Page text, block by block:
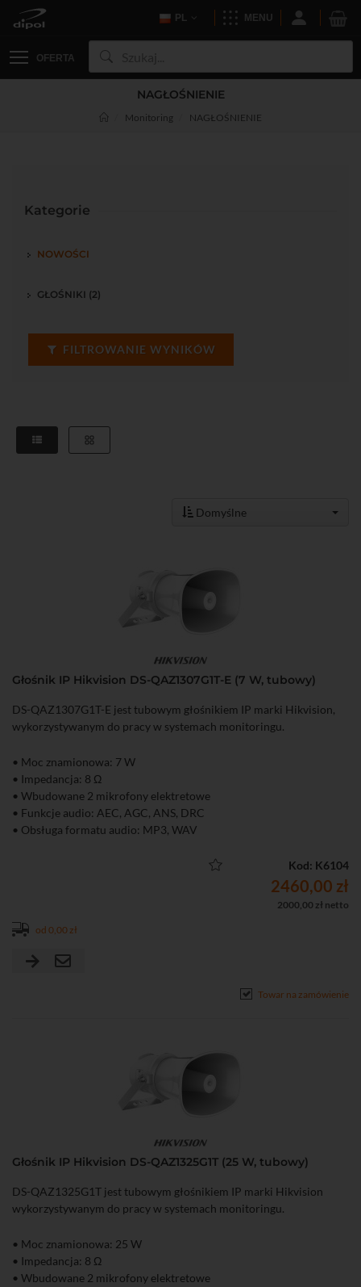
PL MENU
OFERTA
NAGŁOŚNIENIE
Monitoring NAGŁOŚNIENIE
Kategorie
NOWOŚCI
GŁOŚNIKI (2)
FILTROWANIE WYNIKÓW
Domyślne
Głośnik IP Hikvision DS-QAZ1307G1T-E (7 W, tubowy)
DS-QAZ1307G1T-E jest tubowym głośnikiem IP marki Hikvision,
wykorzystywanym do pracy w systemach monitoringu.
• Moc znamionowa: 7 W
• Impedancja: 8 Ω
• Wbudowane 2 mikrofony elektretowe
• Funkcje audio: AEC, AGC, ANS, DRC
• Obsługa formatu audio: MP3, WAV
• Typ transmisji: na żywo, według harmonogramu, alarmowa
• Zasilanie: PoE (802.3af)
Kod: K6104
2460,00 zł
2000,00 zł netto
od 0,00 zł
Towar na zamówienie
Głośnik IP Hikvision DS-QAZ1325G1T (25 W, tubowy)
DS-QAZ1325G1T jest tubowym głośnikiem IP marki Hikvision
wykorzystywanym do pracy w systemach monitoringu.
• Moc znamionowa: 25 W
• Impedancja: 8 Ω
• Wbudowane 2 mikrofony elektretowe